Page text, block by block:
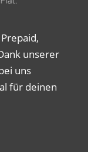
unserer
uns
für deinen